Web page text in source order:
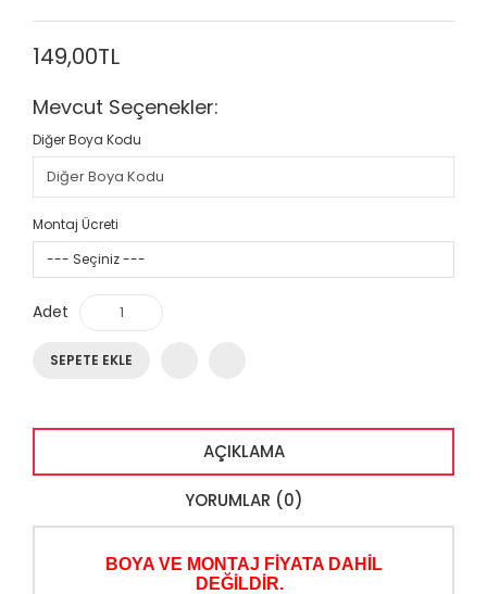
149,00TL
Mevcut Seçenekler:
Diğer Boya Kodu
Montaj Ücreti
--- Seçiniz ---
Adet
SEPETE EKLE
AÇIKLAMA
YORUMLAR (0)
BOYA VE MONTAJ FİYATA DAHİL
DEĞİLDİR.